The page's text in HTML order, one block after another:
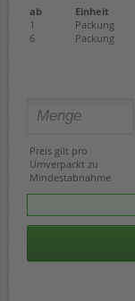
ab Einheit
1
Packung
6
Packung
Preis gilt pro
Umverpackt zu
Mindestabnahme